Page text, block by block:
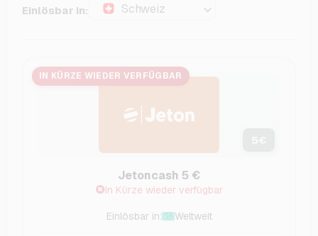
Einlösbar in: Schweiz
IN KÜRZE WIEDER VERFÜGBAR
Jetoncash 5 €
In Kürze wieder verfügbar
Einlösbar in: Weltweit